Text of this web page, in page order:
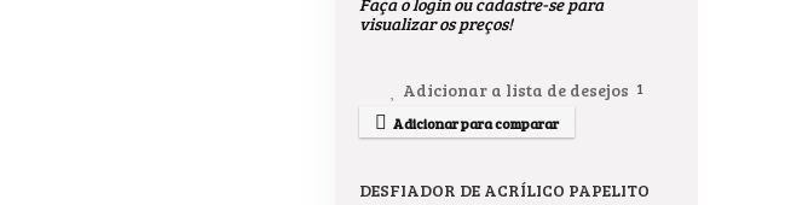
visualizar os preços!
Adicionar a lista de desejos 1
Adicionar para comparar
DESFIADOR DE ACRÍLICO PAPELITO